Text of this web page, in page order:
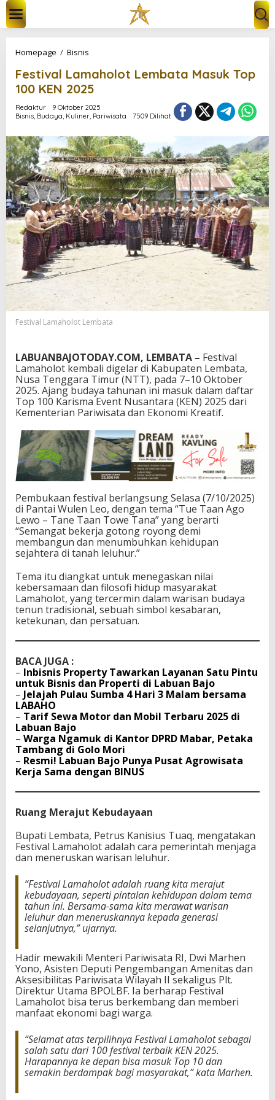
w
Homepage / Bisnis
s
t
i
v
a
L
a
m
a
h
o
l
o
t
L
e
b
a
a
a
k
T
p
1
0
K
N
2
0
2
5
Festival Lamaholot Lembata Masuk Top
100 KEN 2025
Redaktur
9 Oktober 2025
Bisnis, Budaya, Kuliner, Pariwisata 7509 Dilihat
Festival Lamaholot Lembata
LABUANBAJOTODAY.COM, LEMBATA – Festival
Lamaholot kembali digelar di Kabupaten Lembata,
Nusa Tenggara Timur (NTT), pada 7–10 Oktober
2025. Ajang budaya tahunan ini masuk dalam daftar
Top 100 Karisma Event Nusantara (KEN) 2025 dari
Kementerian Pariwisata dan Ekonomi Kreatif.
Pembukaan festival berlangsung Selasa (7/10/2025)
di Pantai Wulen Leo, dengan tema “Tue Taan Ago
Lewo – Tane Taan Towe Tana” yang berarti
“Semangat bekerja gotong royong demi
membangun dan menumbuhkan kehidupan
sejahtera di tanah leluhur.”
Tema itu diangkat untuk menegaskan nilai
kebersamaan dan filosofi hidup masyarakat
Lamaholot, yang tercermin dalam warisan budaya
tenun tradisional, sebuah simbol kesabaran,
ketekunan, dan persatuan.
BACA JUGA :
– Inbisnis Property Tawarkan Layanan Satu Pintu
untuk Bisnis dan Properti di Labuan Bajo
– Jelajah Pulau Sumba 4 Hari 3 Malam bersama
LABAHO
– Tarif Sewa Motor dan Mobil Terbaru 2025 di
Labuan Bajo
– Warga Ngamuk di Kantor DPRD Mabar, Petaka
Tambang di Golo Mori
– Resmi! Labuan Bajo Punya Pusat Agrowisata
Kerja Sama dengan BINUS
Ruang Merajut Kebudayaan
Bupati Lembata, Petrus Kanisius Tuaq, mengatakan
Festival Lamaholot adalah cara pemerintah menjaga
dan meneruskan warisan leluhur.
“Festival Lamaholot adalah ruang kita merajut
kebudayaan, seperti pintalan kehidupan dalam tema
tahun ini. Bersama-sama kita merawat warisan
leluhur dan meneruskannya kepada generasi
selanjutnya,” ujarnya.
Hadir mewakili Menteri Pariwisata RI, Dwi Marhen
Yono, Asisten Deputi Pengembangan Amenitas dan
Aksesibilitas Pariwisata Wilayah II sekaligus Plt.
Direktur Utama BPOLBF. Ia berharap Festival
Lamaholot bisa terus berkembang dan memberi
manfaat ekonomi bagi warga.
“Selamat atas terpilihnya Festival Lamaholot sebagai
salah satu dari 100 festival terbaik KEN 2025.
Harapannya ke depan bisa masuk Top 10 dan
semakin berdampak bagi masyarakat,” kata Marhen.